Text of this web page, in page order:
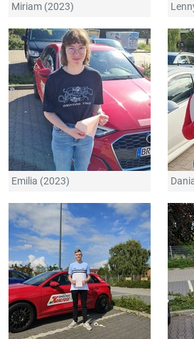
Miriam (2023)
Emilia (2023)